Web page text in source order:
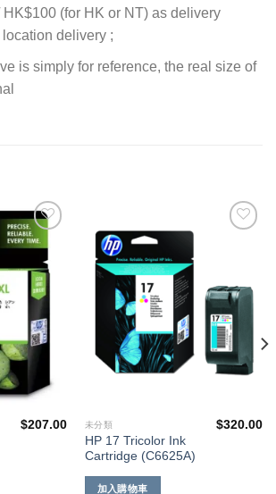
HK$100 (for HK or NT) as delivery
delivery ;
is simply for reference, the real size of
添加
望清
單
$207.00 未分類
HP 17 Tricolor Ink
Cartridge (C6625A)
$320.00
加入購物車